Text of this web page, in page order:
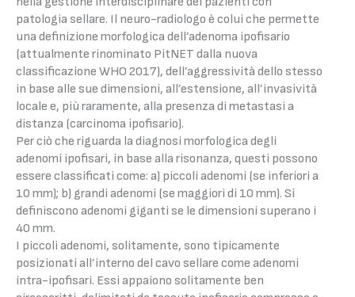
patologia sellare. Il neuro-radiologo è colui che permette
una definizione morfologica dell’adenoma ipofisario
(attualmente rinominato PitNET dalla nuova
classificazione WHO 2017), dell’aggressività dello stesso
in base alle sue dimensioni, all’estensione, all’invasività
locale e, più raramente, alla presenza di metastasi a
distanza (carcinoma ipofisario).
Per ciò che riguarda la diagnosi morfologica degli
adenomi ipofisari, in base alla risonanza, questi possono
essere classificati come: a) piccoli adenomi (se inferiori a
10 mm); b) grandi adenomi (se maggiori di 10 mm). Si
definiscono adenomi giganti se le dimensioni superano i
40 mm.
I piccoli adenomi, solitamente, sono tipicamente
posizionati all’interno del cavo sellare come adenomi
intra-ipofisari. Essi appaiono solitamente ben